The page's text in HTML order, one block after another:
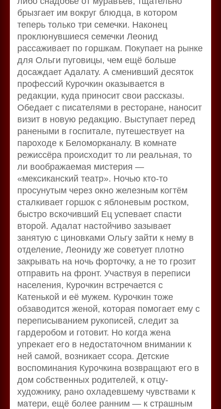
брызгает им вокруг блюдца, в котором
теперь только три семечки. Наконец
проклюнувшиеся семечки Леонид
рассаживает по горшкам. Покупает на рынке
для Ольги пуговицы, чем ещё больше
досаждает Адалату. А сменивший десяток
профессий Курочкин оказывается в
редакции, куда приносит свои рассказы.
Обедает с писателями в ресторане, наносит
визит в новую редакцию. Выступает перед
ранеными в госпитале, путешествует на
пароходе к Беломорканалу. В комнате
режиссёра происходит то ли реальная, то
ли воображаемая мистерия —
«мексиканский театр». Ночью кто-то
просунутым через окно железным когтём
сталкивает горшок с яблоневым ростком,
быстро вскочивший Ец успевает спасти
второй. Адалат настойчиво зазывает
занятую с циновками Ольгу зайти к нему в
отделение, Леониду же советует плотно
закрывать на ночь форточку, а не то грозит
отправить на фронт. Участвуя в переписи
населения, Курочкин встречается с
Катенькой и её мужем. Курочкин тоже
обзаводится женой, которая помогает ему с
переписыванием рукописей, следит за
гардеробом и готовит. Но когда жена
упрекает его в недостаточном внимании к
ней самой, возникает ссора. Детские
воспоминания Курочкина возвращают его в
дом собственных родителей, к отцу-
художнику, рано охладевшему чувствами к
матери, ещё более ранним — к страшным